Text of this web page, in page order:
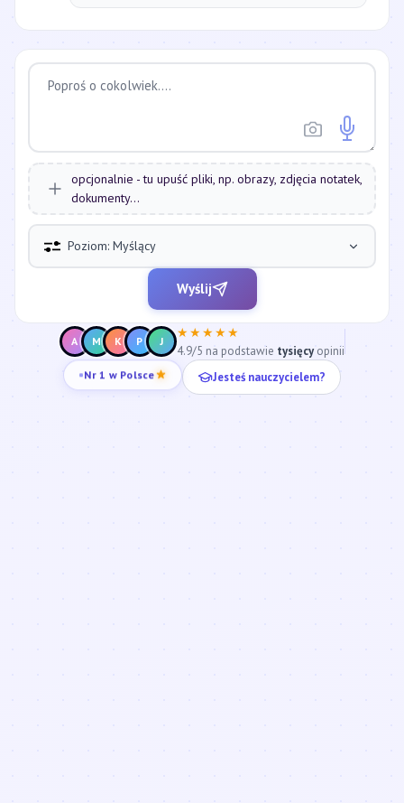
opcjonalnie - tu upuść pliki, np. obrazy, zdjęcia notatek,
dokumenty...
Poziom: Myślący
Wyślij
A M K P J
★★★★★
4.9/5 na podstawie tysięcyopinii
Nr 1 w Polsce Jesteś nauczycielem?